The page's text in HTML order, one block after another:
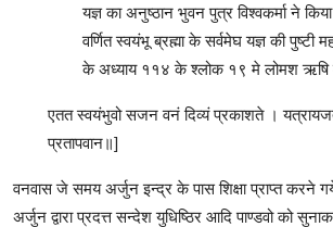
यज्ञ का अनुष्ठान भुवन पुत्र विश्वकर्मा ने
वर्णित स्वयंभू ब्रह्मा के सर्वमेघ यज्ञ की पुष्टी
के अध्याय ११४ के श्लोक १९ मे लोमश
एतत स्वयंभुवो सजन वनं दिव्यं प्रकाशते । यत्रायजत
प्रतापवान॥]
वनवास जे समय अर्जुन इन्द्र के पास शिक्षा प्राप्त करने
अर्जुन द्वारा प्रदत्त सन्देश युधिष्ठिर आदि पाण्डवो को